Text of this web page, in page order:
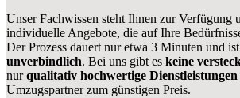
Unser Fachwissen steht Ihnen zur Verfügung
individuelle Angebote, die auf Ihre
Der Prozess dauert nur etwa 3 Minuten und ist
unverbindlich. Bei uns gibt es keine
nurqualitativ hochwertige Dienstleistungen
Umzugspartner zum günstigen Preis.